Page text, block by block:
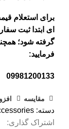
برای استعلام
ای ابتدا ثبت
گرفته شود؛
فرمایید:
09981200133
مقایسه
دسته:
اشتراک گذاری: